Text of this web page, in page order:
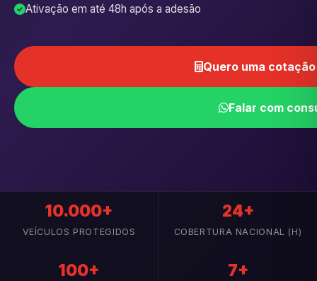
Ativação em até 48h após a adesão
Quero uma
Falar com
10.000+
VEÍCULOS PROTEGIDOS
24+
COBERTURA NACIONAL (H)
100+ 7+